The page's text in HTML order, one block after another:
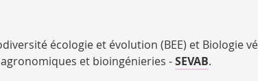
écologie et évolution (BEE) et Biologie
et bioingénieries -SEVAB.